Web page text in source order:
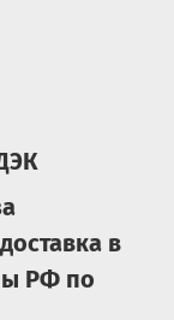
в
РФ по